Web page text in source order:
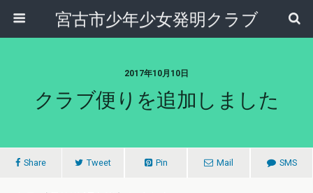
宮古市少年少女発明クラブ
2017年10月10日
クラブ便りを追加しました
Share Tweet Pin Mail SMS